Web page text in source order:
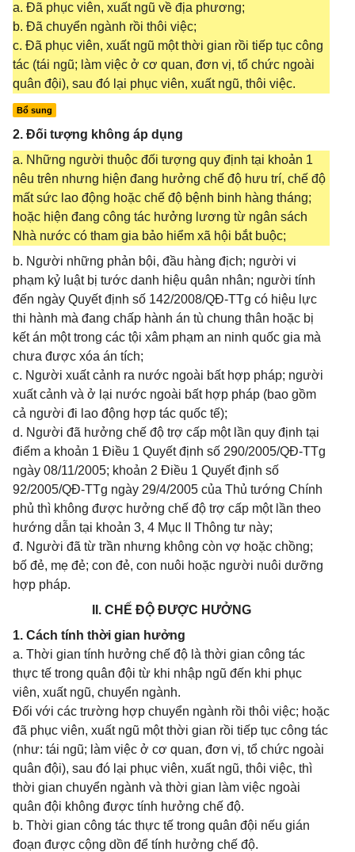
a. Đã phục viên, xuất ngũ về địa phương;
b. Đã chuyển ngành rồi thôi việc;
c. Đã phục viên, xuất ngũ một thời gian rồi tiếp tục công
tác (tái ngũ; làm việc ở cơ quan, đơn vị, tổ chức ngoài
quân đội), sau đó lại phục viên, xuất ngũ, thôi việc.
Bổ sung
2. Đối tượng không áp dụng
a. Những người thuộc đối tượng quy định tại khoản 1
nêu trên nhưng hiện đang hưởng chế độ hưu trí, chế độ
mất sức lao động hoặc chế độ bệnh binh hàng tháng;
hoặc hiện đang công tác hưởng lương từ ngân sách
Nhà nước có tham gia bảo hiểm xã hội bắt buộc;
b. Người những phản bội, đầu hàng địch; người vi
phạm kỷ luật bị tước danh hiệu quân nhân; người tính
đến ngày Quyết định số 142/2008/QĐ-TTg có hiệu lực
thi hành mà đang chấp hành án tù chung thân hoặc bị
kết án một trong các tội xâm phạm an ninh quốc gia mà
chưa được xóa án tích;
c. Người xuất cảnh ra nước ngoài bất hợp pháp; người
xuất cảnh và ở lại nước ngoài bất hợp pháp (bao gồm
cả người đi lao động hợp tác quốc tế);
d. Người đã hưởng chế độ trợ cấp một lần quy định tại
điểm a khoản 1 Điều 1 Quyết định số 290/2005/QĐ-TTg
ngày 08/11/2005; khoản 2 Điều 1 Quyết định số
92/2005/QĐ-TTg ngày 29/4/2005 của Thủ tướng Chính
phủ thì không được hưởng chế độ trợ cấp một lần theo
hướng dẫn tại khoản 3, 4 Mục II Thông tư này;
đ. Người đã từ trần nhưng không còn vợ hoặc chồng;
bố đẻ, mẹ đẻ; con đẻ, con nuôi hoặc người nuôi dưỡng
hợp pháp.
II. CHẾ ĐỘ ĐƯỢC HƯỞNG
1. Cách tính thời gian hưởng
a. Thời gian tính hưởng chế độ là thời gian công tác
thực tế trong quân đội từ khi nhập ngũ đến khi phục
viên, xuất ngũ, chuyển ngành.
Đối với các trường hợp chuyển ngành rồi thôi việc; hoặc
đã phục viên, xuất ngũ một thời gian rồi tiếp tục công tác
(như: tái ngũ; làm việc ở cơ quan, đơn vị, tổ chức ngoài
quân đội), sau đó lại phục viên, xuất ngũ, thôi việc, thì
thời gian chuyển ngành và thời gian làm việc ngoài
quân đội không được tính hưởng chế độ.
b. Thời gian công tác thực tế trong quân đội nếu gián
đoạn được cộng dồn để tính hưởng chế độ.